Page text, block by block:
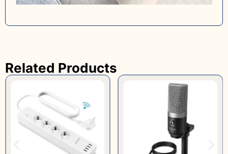
Related Products